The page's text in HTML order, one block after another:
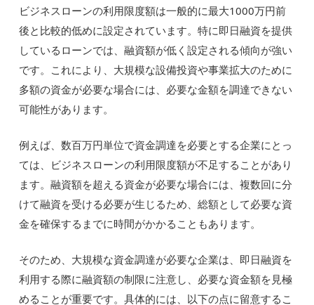
ビジネスローンの利用限度額は一般的に最大1000万円前
後と比較的低めに設定されています。特に即日融資を提供
しているローンでは、融資額が低く設定される傾向が強い
です。これにより、大規模な設備投資や事業拡大のために
多額の資金が必要な場合には、必要な金額を調達できない
可能性があります。
例えば、数百万円単位で資金調達を必要とする企業にとっ
ては、ビジネスローンの利用限度額が不足することがあり
ます。融資額を超える資金が必要な場合には、複数回に分
けて融資を受ける必要が生じるため、総額として必要な資
金を確保するまでに時間がかかることもあります。
そのため、大規模な資金調達が必要な企業は、即日融資を
利用する際に融資額の制限に注意し、必要な資金額を見極
めることが重要です。具体的には、以下の点に留意するこ